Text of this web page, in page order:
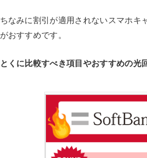
ちなみに割引が適用されないスマホキ
がおすすめです。
とくに比較すべき項目やおすすめの光